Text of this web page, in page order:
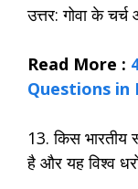
उत्तर: गोवा के
Read More :
Questions in
13. किस भारतीय
है और यह विश्व